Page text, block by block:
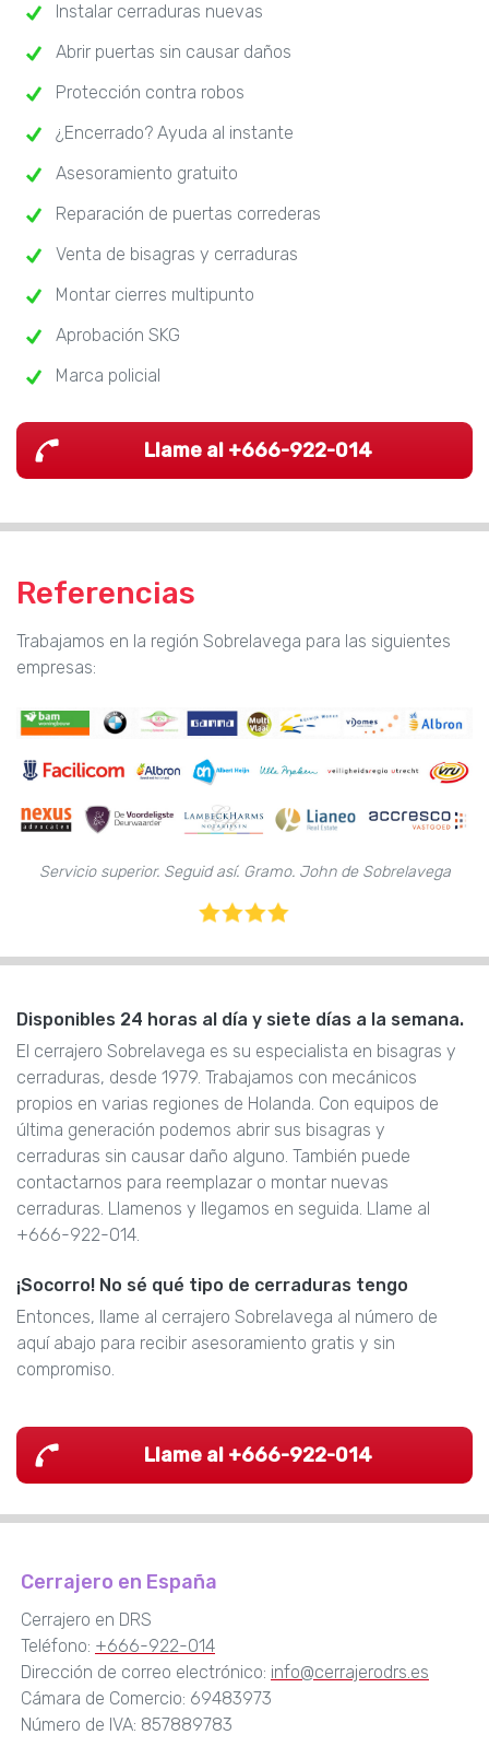
Instalar cerraduras nuevas
Abrir puertas sin causar daños
Protección contra robos
¿Encerrado? Ayuda al instante
Asesoramiento gratuito
Reparación de puertas correderas
Venta de bisagras y cerraduras
Montar cierres multipunto
Aprobación SKG
Marca policial
Llame al +666-922-014
Referencias
Trabajamos en la región Sobrelavega para las siguientes
empresas:
Servicio superior. Seguid así. Gramo. John de Sobrelavega
Disponibles 24 horas al día y siete días a la semana.
El cerrajero Sobrelavega es su especialista en bisagras y
cerraduras, desde 1979. Trabajamos con mecánicos
propios en varias regiones de Holanda. Con equipos de
última generación podemos abrir sus bisagras y
cerraduras sin causar daño alguno. También puede
contactarnos para reemplazar o montar nuevas
cerraduras. Llamenos y llegamos en seguida. Llame al
+666-922-014.
¡Socorro! No sé qué tipo de cerraduras tengo
Entonces, llame al cerrajero Sobrelavega al número de
aquí abajo para recibir asesoramiento gratis y sin
compromiso.
Llame al +666-922-014
Cerrajero en España
Cerrajero en DRS
Teléfono: +666-922-014
Dirección de correo electrónico: info@cerrajerodrs.es
Cámara de Comercio: 69483973
Número de IVA: 857889783